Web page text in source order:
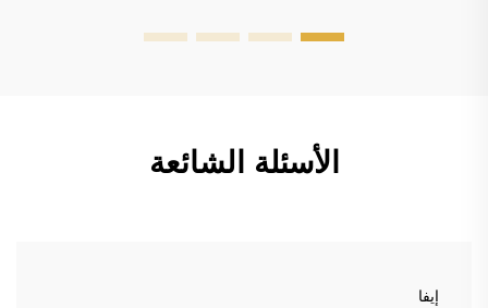
الأسئلة الشائعة
إيفا